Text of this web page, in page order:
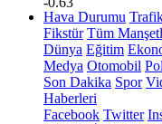
Hava Durumu
Fikstür Tüm
Dünya Eğitim
Medya Otomobil
Son Dakika Spor
Haberleri
Facebook Twitter